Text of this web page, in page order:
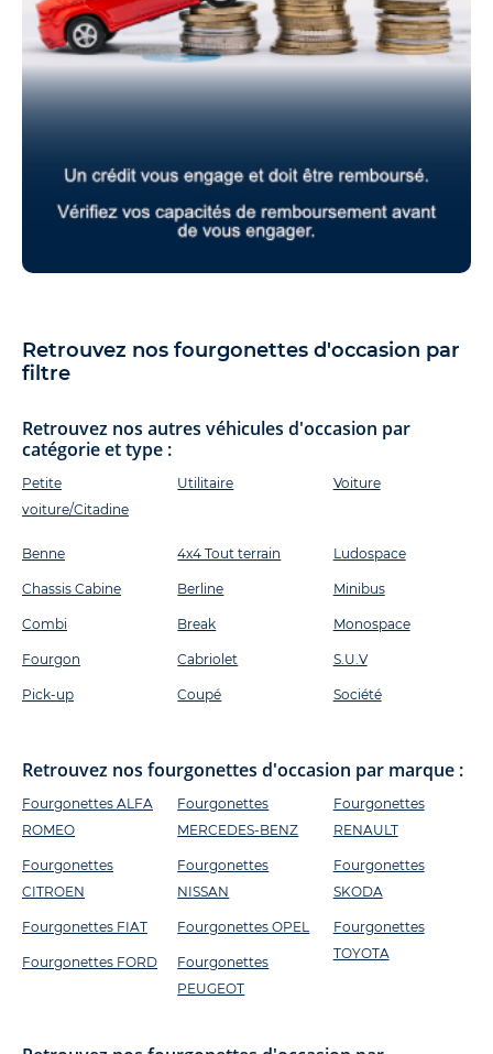
Retrouvez nos fourgonettes d'occasion par
filtre
Retrouvez nos autres véhicules d'occasion par
catégorie et type :
Petite
voiture/Citadine
Utilitaire Voiture
Benne
Chassis Cabine
Combi
Fourgon
Pick-up
4x4 Tout terrain
Berline
Break
Cabriolet
Coupé
Ludospace
Minibus
Monospace
S.U.V
Société
Retrouvez nos fourgonettes d'occasion par marque :
Fourgonettes ALFA
ROMEO
Fourgonettes
CITROEN
Fourgonettes FIAT
Fourgonettes FORD
Fourgonettes
MERCEDES-BENZ
Fourgonettes
NISSAN
Fourgonettes OPEL
Fourgonettes
PEUGEOT
Fourgonettes
RENAULT
Fourgonettes
SKODA
Fourgonettes
TOYOTA